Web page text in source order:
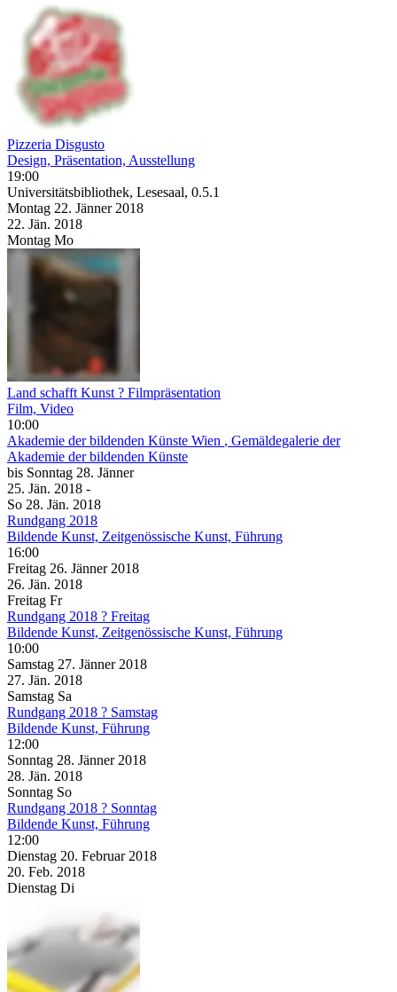
Pizzeria Disgusto
Design, Präsentation, Ausstellung
19:00
Universitätsbibliothek, Lesesaal, 0.5.1
Montag 22. Jänner 2018
22. Jän. 2018
Montag Mo
Land schafft Kunst ? Filmpräsentation
Film, Video
10:00
Akademie der bildenden Künste Wien , Gemäldegalerie der
Akademie der bildenden Künste
bis Sonntag 28. Jänner
25. Jän. 2018 -
So 28. Jän. 2018
Rundgang 2018
Bildende Kunst, Zeitgenössische Kunst, Führung
16:00
Freitag 26. Jänner 2018
26. Jän. 2018
Freitag Fr
Rundgang 2018 ? Freitag
Bildende Kunst, Zeitgenössische Kunst, Führung
10:00
Samstag 27. Jänner 2018
27. Jän. 2018
Samstag Sa
Rundgang 2018 ? Samstag
Bildende Kunst, Führung
12:00
Sonntag 28. Jänner 2018
28. Jän. 2018
Sonntag So
Rundgang 2018 ? Sonntag
Bildende Kunst, Führung
12:00
Dienstag 20. Februar 2018
20. Feb. 2018
Dienstag Di